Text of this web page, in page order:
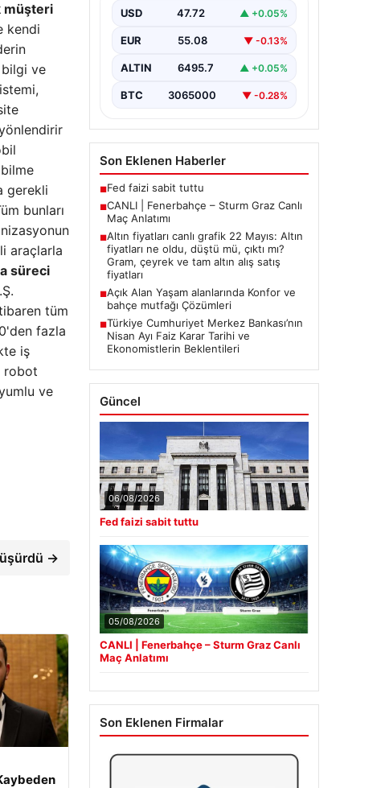
müşteri
kendi
bilgi ve
gerekli
bunları
araçlarla
süreci
tüm
fazla
iş
robot
ve
→
USD 47.72 ▲ +0.05%
EUR 55.08 ▼ -0.13%
ALTIN 6495.7 ▲ +0.05%
BTC 3065000 ▼ -0.28%
Son Eklenen Haberler
■Fed faizi sabit tuttu
■CANLI | Fenerbahçe – Sturm Graz Canlı
Maç Anlatımı
■Altın fiyatları canlı grafik 22 Mayıs: Altın
fiyatları ne oldu, düştü mü, çıktı mı?
Gram, çeyrek ve tam altın alış satış
fiyatları
■Açık Alan Yaşam alanlarında Konfor ve
bahçe mutfağı Çözümleri
■Türkiye Cumhuriyet Merkez Bankası’nın
Nisan Ayı Faiz Karar Tarihi ve
Ekonomistlerin Beklentileri
Güncel
06/08/2026
Fed faizi sabit tuttu
05/08/2026
CANLI | Fenerbahçe – Sturm Graz Canlı
Maç Anlatımı
Son Eklenen Firmalar